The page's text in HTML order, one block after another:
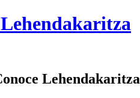
Lehendakaritza